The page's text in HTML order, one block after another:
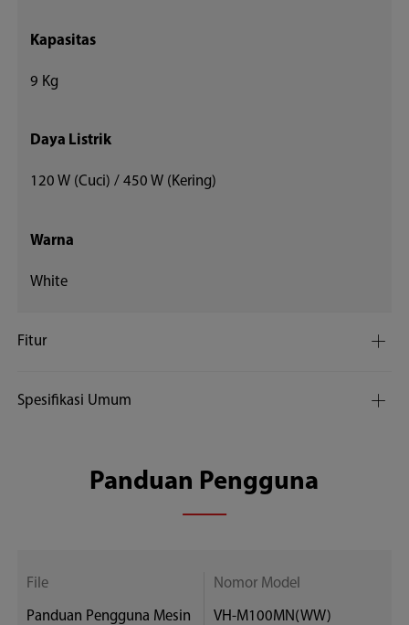
Kapasitas
9 Kg
Daya Listrik
120 W (Cuci) / 450 W (Kering)
Warna
White
Fitur
Spesifikasi Umum
Panduan Pengguna
File
Panduan Pengguna Mesin
Nomor Model
VH-M100MN(WW)